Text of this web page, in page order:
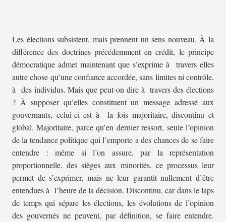
Les élections subsistent, mais prennent un sens nouveau. À la
différence des doctrines précédemment en crédit, le principe
démocratique admet maintenant que s’exprime à travers elles
autre chose qu’une confiance accordée, sans limites ni contrôle,
à des individus. Mais que peut-on dire à travers des élections
? À supposer qu’elles constituent un message adressé aux
gouvernants, celui-ci est à la fois majoritaire, discontinu et
global. Majoritaire, parce qu’en dernier ressort, seule l’opinion
de la tendance politique qui l’emporte a des chances de se faire
entendre : même si l’on assure, par la représentation
proportionnelle, des sièges aux minorités, ce processus leur
permet de s’exprimer, mais ne leur garantit nullement d’être
entendues à l’heure de la décision. Discontinu, car dans le laps
de temps qui sépare les élections, les évolutions de l’opinion
des gouvernés ne peuvent, par définition, se faire entendre.